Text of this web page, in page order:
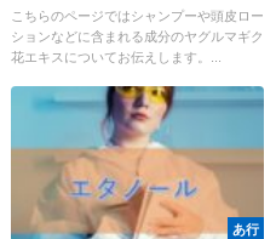
こちらのページではシャンプーや頭皮ロー
ションなどに含まれる成分のヤグルマギク
花エキスについてお伝えします。...
あ行